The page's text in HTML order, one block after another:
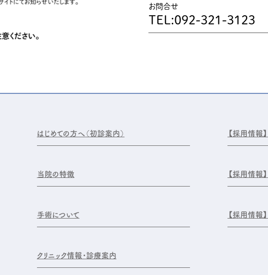
お問合せ
TEL:092-321-3123
はじめての方へ（初診案内）
当院の特徴
手術について
クリニック情報・診療案内
【採用情報】
【採用情報】
【採用情報】